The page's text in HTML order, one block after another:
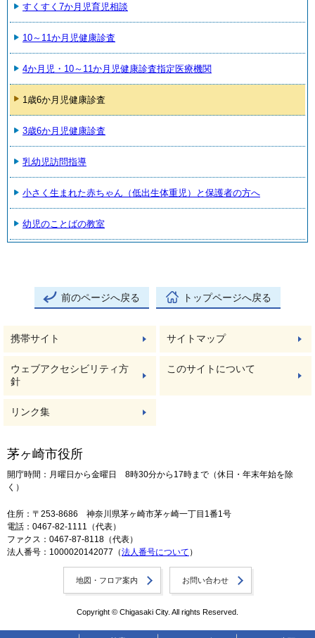
すくすく7か月児育児相談
10～11か月児健康診査
4か月児・10～11か月児健康診査指定医療機関
1歳6か月児健康診査
3歳6か月児健康診査
乳幼児訪問指導
小さく生まれた赤ちゃん（低出生体重児）と保護者の方へ
幼児のことばの教室
前のページへ戻る トップページへ戻る
携帯サイト サイトマップ
ウェブアクセシビリティ方
針
このサイトについて
リンク集
茅ヶ崎市役所
開庁時間：月曜日から金曜日 8時30分から17時まで（休日・年末年始を除
く）
住所：〒253-8686 神奈川県茅ヶ崎市茅ヶ崎一丁目1番1号
電話：0467-82-1111（代表）
ファクス：0467-87-8118（代表）
法人番号：1000020142077（法人番号について ）
地図・フロア案内 お問い合わせ
Copyright © Chigasaki City. All rights Reserved.